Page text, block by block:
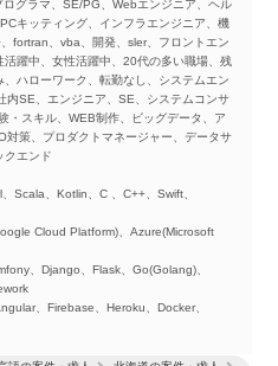
グラマ、SE/PG、Webエンジニア、ヘル
キッティング、インフラエンジニア、機
fortran、vba、開発、sler、フロントエン
躍中、女性活躍中、20代の多い職場、残
ハローワーク、転勤なし、システムエン
内SE、エンジニア、SE、システムコンサ
・スキル、WEB制作、ビッグデータ、ア
対策、プロダクトマネージャー、データサ
クエンド
Scala、Kotlin、C 、C++、Swift、
Cloud Platform)、Azure(Microsoft
、Django、Flask、Go(Golang)、
、Firebase、Heroku、Docker、